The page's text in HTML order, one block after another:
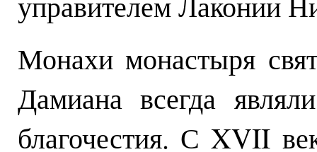
Монахи монастыря
Дамиана всегда
благочестия. С XVII